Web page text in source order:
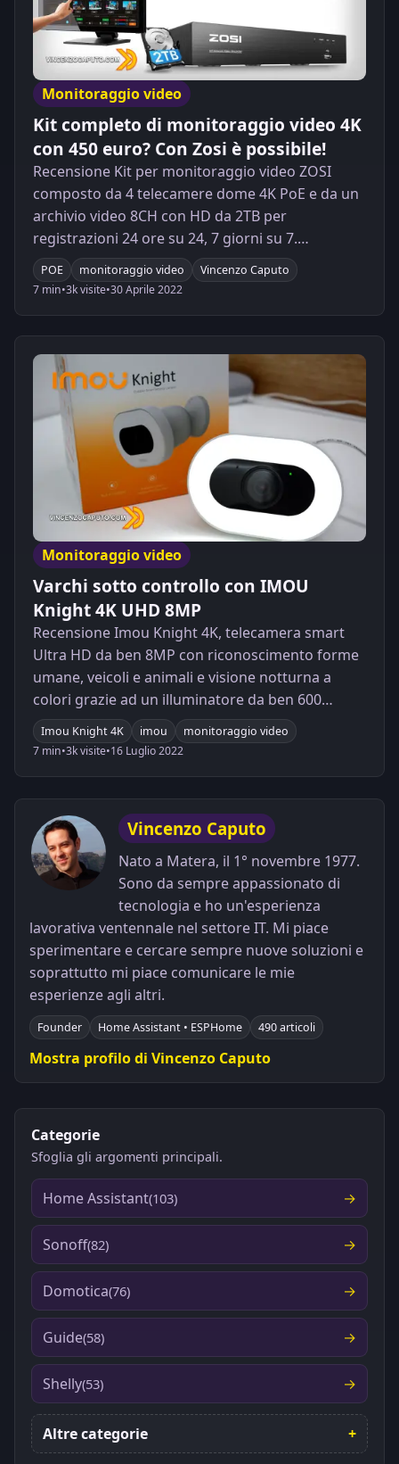
Monitoraggio video
Kit completo di monitoraggio video 4K
con 450 euro? Con Zosi è possibile!
Recensione Kit per monitoraggio video ZOSI
composto da 4 telecamere dome 4K PoE e da un
archivio video 8CH con HD da 2TB per
registrazioni 24 ore su 24, 7 giorni su 7.
Scopriamo insieme le caratteristiche e
l'incredibile rapporto qualità prezzo
POE monitoraggio video
Vincenzo Caputo
7 min•3k visite•30 Aprile 2022
Monitoraggio video
Varchi sotto controllo con IMOU
Knight 4K UHD 8MP
Recensione Imou Knight 4K, telecamera smart
Ultra HD da ben 8MP con riconoscimento forme
umane, veicoli e animali e visione notturna a
colori grazie ad un illuminatore da ben 600
lumens ed inedita funzionalità di monitoraggio
varchi
Imou Knight 4K imou
monitoraggio video
7 min•3k visite•16 Luglio 2022
Vincenzo Caputo
Nato a Matera, il 1° novembre 1977.
Sono da sempre appassionato di
tecnologia e ho un'esperienza
lavorativa ventennale nel settore IT. Mi piace
sperimentare e cercare sempre nuove soluzioni e
soprattutto mi piace comunicare le mie
esperienze agli altri.
Founder Home Assistant • ESPHome 490 articoli
Mostra profilo di Vincenzo Caputo
Categorie
Sfoglia gli argomenti principali.
Home Assistant(103)
Sonoff(82)
Domotica(76)
Guide(58)
Shelly(53)
Altre categorie